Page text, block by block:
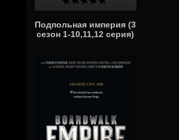
Подпольная империя (3
сезон 1-10,11,12 серия)